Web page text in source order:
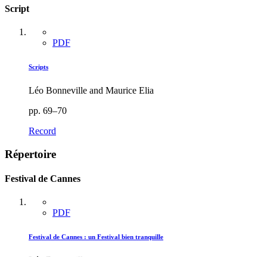
Script
PDF
Scripts
Léo Bonneville and Maurice Elia
pp. 69–70
Record
Répertoire
Festival de Cannes
PDF
Festival de Cannes : un Festival bien tranquille